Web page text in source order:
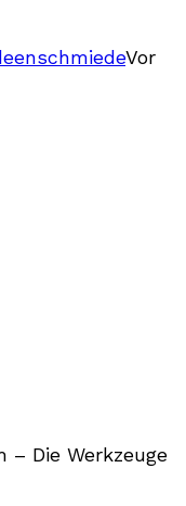
Vor
– Die Werkzeuge